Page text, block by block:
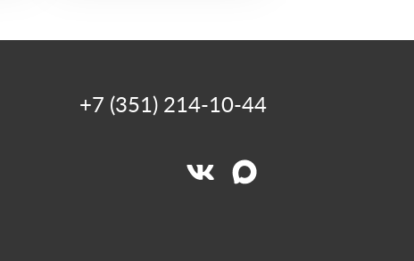
+7 (351) 214-10-44